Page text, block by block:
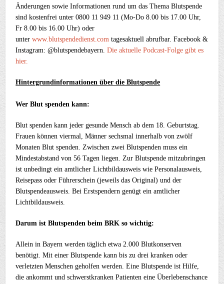
Änderungen sowie Informationen rund um das Thema Blutspende
sind kostenfrei unter 0800 11 949 11 (Mo-Do 8.00 bis 17.00 Uhr,
Fr 8.00 bis 16.00 Uhr) oder
unterwww.blutspendedienst.com tagesaktuell abrufbar. Facebook &
Instagram: @blutspendebayern.Die aktuelle Podcast-Folge gibt es
hier.
Hintergrundinformationen über die Blutspende
Wer Blut spenden kann:
Blut spenden kann jeder gesunde Mensch ab dem 18. Geburtstag.
Frauen können viermal, Männer sechsmal innerhalb von zwölf
Monaten Blut spenden. Zwischen zwei Blutspenden muss ein
Mindestabstand von 56 Tagen liegen. Zur Blutspende mitzubringen
ist unbedingt ein amtlicher Lichtbildausweis wie Personalausweis,
Reisepass oder Führerschein (jeweils das Original) und der
Blutspendeausweis. Bei Erstspendern genügt ein amtlicher
Lichtbildausweis.
Darum ist Blutspenden beim BRK so wichtig:
Allein in Bayern werden täglich etwa 2.000 Blutkonserven
benötigt. Mit einer Blutspende kann bis zu drei kranken oder
verletzten Menschen geholfen werden. Eine Blutspende ist Hilfe,
die ankommt und schwerstkranken Patienten eine Überlebenschance